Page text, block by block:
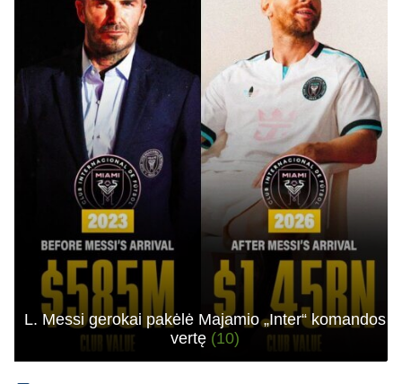
L. Messi gerokai pakėlė Majamio „Inter“ komandos
vertę (10)